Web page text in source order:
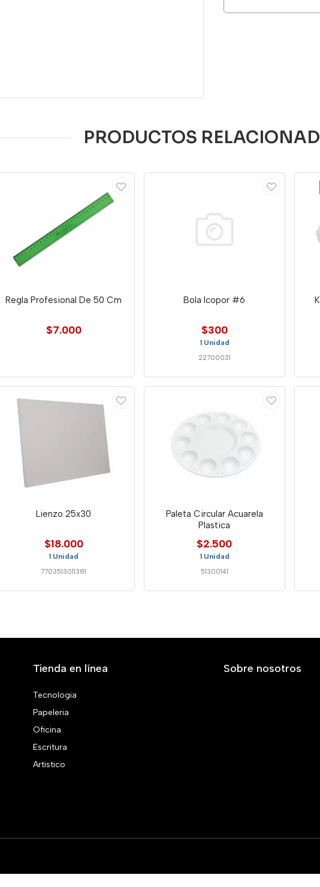
PRODUCTOS
Regla Profesional De 50 Cm
$7.000
Bola Icopor #6
$300
1 Unidad
22700031
Lienzo 25x30
$18.000
1 Unidad
7703513011381
Paleta Circular Acuarela
Plastica
$2.500
1 Unidad
51300141
Tienda en línea
Tecnologia
Papeleria
Oficina
Escritura
Artistico
Sobre nosotros